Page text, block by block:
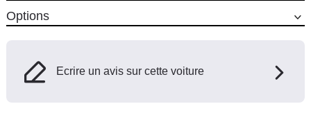
Options
Ecrire un avis sur cette voiture